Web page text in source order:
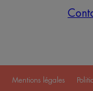
Mentions légales